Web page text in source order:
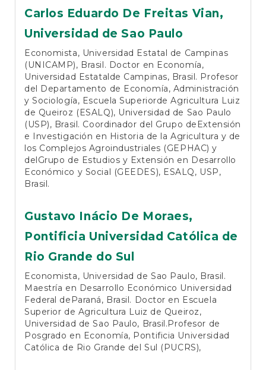
Carlos Eduardo De Freitas Vian,
Universidad de Sao Paulo
Economista, Universidad Estatal de Campinas
(UNICAMP), Brasil. Doctor en Economía,
Universidad Estatalde Campinas, Brasil. Profesor
del Departamento de Economía, Administración
y Sociología, Escuela Superiorde Agricultura Luiz
de Queiroz (ESALQ), Universidad de Sao Paulo
(USP), Brasil. Coordinador del Grupo deExtensión
e Investigación en Historia de la Agricultura y de
los Complejos Agroindustriales (GEPHAC) y
delGrupo de Estudios y Extensión en Desarrollo
Económico y Social (GEEDES), ESALQ, USP,
Brasil.
Gustavo Inácio De Moraes,
Pontificia Universidad Católica de
Rio Grande do Sul
Economista, Universidad de Sao Paulo, Brasil.
Maestría en Desarrollo Económico Universidad
Federal deParaná, Brasil. Doctor en Escuela
Superior de Agricultura Luiz de Queiroz,
Universidad de Sao Paulo, Brasil.Profesor de
Posgrado en Economía, Pontificia Universidad
Católica de Rio Grande del Sul (PUCRS),